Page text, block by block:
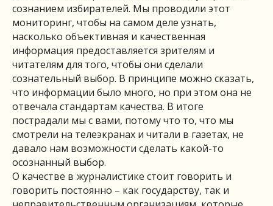
сознанием избирателей. Мы проводили этот
мониторинг, чтобы на самом деле узнать,
насколько объективная и качественная
информация предоставляется зрителям и
читателям для того, чтобы они сделали
сознательный выбор. В принципе можно сказать,
что информации было много, но при этом она не
отвечала стандартам качества. В итоге
пострадали мы с вами, потому что то, что мы
смотрели на телеэкранах и читали в газетах, не
давало нам возможности сделать какой-то
осознанный выбор.
О качестве в журналистике стоит говорить и
говорить постоянно – как государству, так и